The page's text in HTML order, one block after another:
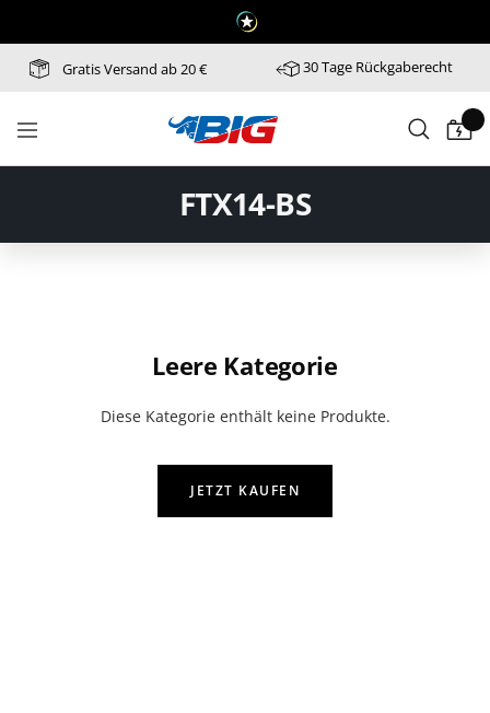
Inhalt
Gratis Versand ab 20 € 30 Tage Rückgaberecht
Navigation
Batterie-
FTX14-BS
Leere Kategorie
Diese Kategorie enthält keine Produkte.
JETZT KAUFEN